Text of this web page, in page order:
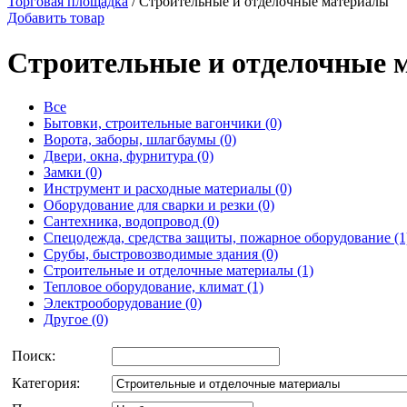
Добавить товар
Строительные и отделочные
Все
Бытовки, строительные вагончики (0)
Ворота, заборы, шлагбаумы (0)
Двери, окна, фурнитура (0)
Замки (0)
Инструмент и расходные материалы (0)
Оборудование для сварки и резки (0)
Сантехника, водопровод (0)
Спецодежда, средства защиты, пожарное оборудование
Срубы, быстровозводимые здания (0)
Строительные и отделочные материалы (1)
Тепловое оборудование, климат (1)
Электрооборудование (0)
Другое (0)
Поиск:
Категория: